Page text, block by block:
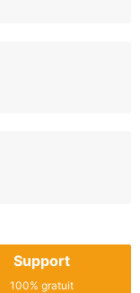
Support
100% gratuit